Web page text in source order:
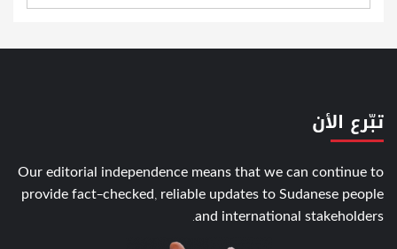
تبّرع الأن
Our editorial independence means that we can continue to
provide fact-checked, reliable updates to Sudanese people
and international stakeholders.